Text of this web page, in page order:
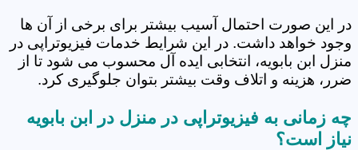
در این صورت احتمال آسیب بیشتر برای برخی از آن ها
وجود خواهد داشت. در این شرایط خدمات فیزیوتراپی در
منزل ابن بابویه، انتخابی ایده آل محسوب می شود تا از
ضرر، هزینه و اتلاف وقت بیشتر بتوان جلوگیری کرد.
چه زمانی به فیزیوتراپی در منزل در ابن بابویه
نیاز است؟